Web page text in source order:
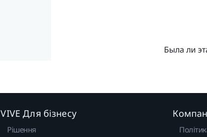
Была ли
VIVE Для бізнесу
Рішення